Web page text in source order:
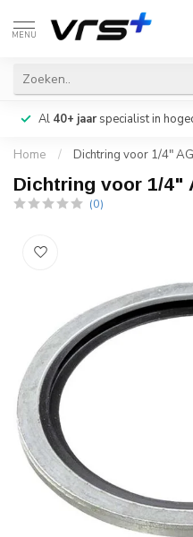
MENU
Al 40+ jaarspecialist in
Home / Dichtring voor 1/4"
Dichtring voor 1/4"
(0)